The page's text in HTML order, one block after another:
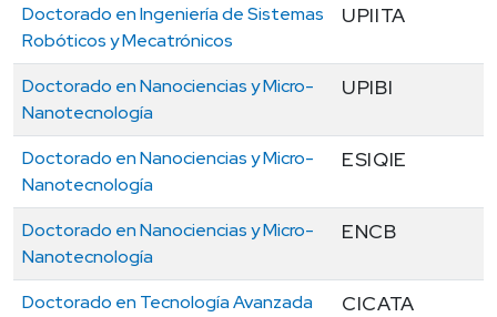
Doctorado en Ingeniería de Sistemas
Robóticos y Mecatrónicos
UPIITA
Doctorado en Nanociencias y Micro-
Nanotecnología
UPIBI
Doctorado en Nanociencias y Micro-
Nanotecnología
ESIQIE
Doctorado en Nanociencias y Micro-
Nanotecnología
ENCB
Doctorado en Tecnología Avanzada
CICATA